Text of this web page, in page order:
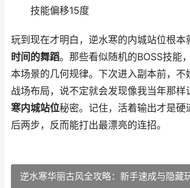
技能偏移15度
玩到现在才明白，逆水寒的内城站位根本
时间的舞蹈。那些看似随机的BOSS技能
本场景的几何规律。下次进入副本前，不
战场布局，说不定就会发现像我当年那样
寒内城站位秘密。记住，活着输出才是硬
后两步，反而能打出最漂亮的连招。
逆水寒华丽古风全攻略：新手速成与隐藏